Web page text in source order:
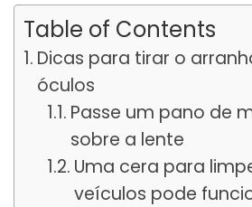
Table of Contents
Dicas para tirar o
óculos
Passe um pano de
sobre a lente
Uma cera para
veículos pode